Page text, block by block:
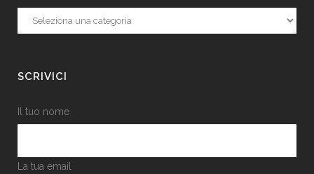
Categorie
SCRIVICI
Il tuo nome
La tua email